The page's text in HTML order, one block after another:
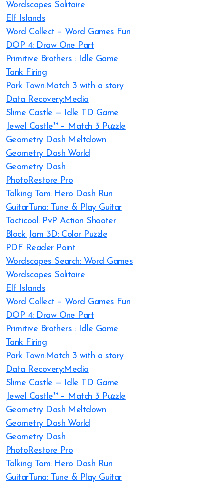
Wordscapes Solitaire
Elf Islands
Word Collect – Word Games Fun
DOP 4: Draw One Part
Primitive Brothers : Idle Game
Tank Firing
Park Town:Match 3 with a story
Data Recovery:Media
Slime Castle — Idle TD Game
Jewel Castle™ – Match 3 Puzzle
Geometry Dash Meltdown
Geometry Dash World
Geometry Dash
PhotoRestore Pro
Talking Tom: Hero Dash Run
GuitarTuna: Tune & Play Guitar
Tacticool: PvP Action Shooter
Block Jam 3D: Color Puzzle
PDF Reader Point
Wordscapes Search: Word Games
Wordscapes Solitaire
Elf Islands
Word Collect – Word Games Fun
DOP 4: Draw One Part
Primitive Brothers : Idle Game
Tank Firing
Park Town:Match 3 with a story
Data Recovery:Media
Slime Castle — Idle TD Game
Jewel Castle™ – Match 3 Puzzle
Geometry Dash Meltdown
Geometry Dash World
Geometry Dash
PhotoRestore Pro
Talking Tom: Hero Dash Run
GuitarTuna: Tune & Play Guitar